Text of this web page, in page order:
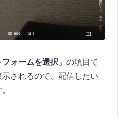
ォームを選択 」の項目で
されるので、配信したい